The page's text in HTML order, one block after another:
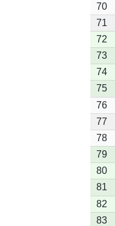
70
71
72
73
74
75
76
77
78
79
80
81
82
83